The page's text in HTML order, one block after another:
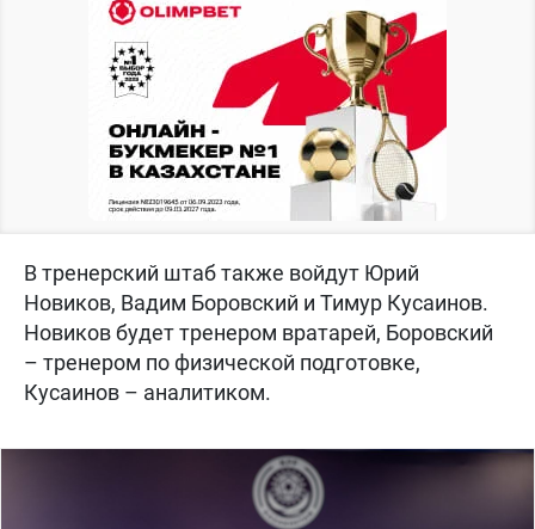
В тренерский штаб также войдут Юрий
Новиков, Вадим Боровский и Тимур Кусаинов.
Новиков будет тренером вратарей, Боровский
– тренером по физической подготовке,
Кусаинов – аналитиком.